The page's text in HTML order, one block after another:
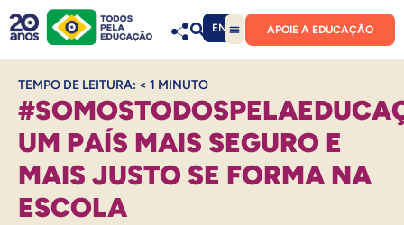
EN APOIE A EDUCAÇÃO
TEMPO DE LEITURA: < 1 MINUTO
UM PAÍS MAIS SEGURO E
MAIS JUSTO SE FORMA NA
ESCOLA